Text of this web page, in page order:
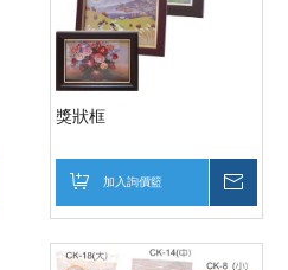
獎狀框
加入詢價籃